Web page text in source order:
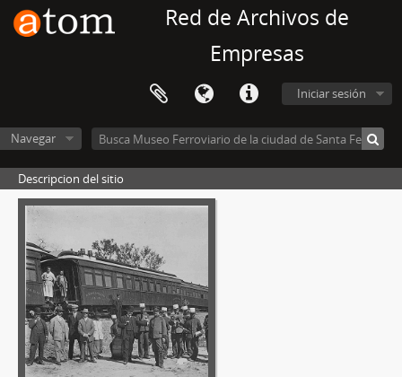
Red de Archivos de
Empresas
Iniciar sesión
Navegar
Descripcion del sitio